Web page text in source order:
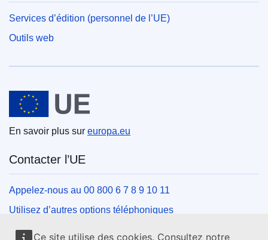
Ce site utilise des cookies. Consultez notre
Services d’édition (personnel de l’UE)
Outils web
Union européenne
En savoir plus sur europa.eu
Contacter l’UE
Appelez-nous au 00 800 6 7 8 9 10 11
Utilisez d’autres options téléphoniques
Écrivez-nous au moyen de notre formulaire de contact